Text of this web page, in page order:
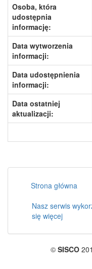
Osoba, która
udostępnia
informację:
Data wytworzenia
informacji:
Data udostępnienia
informacji:
Data ostatniej
aktualizacji:
Strona główna
Nasz serwis
się więcej
© SISCO